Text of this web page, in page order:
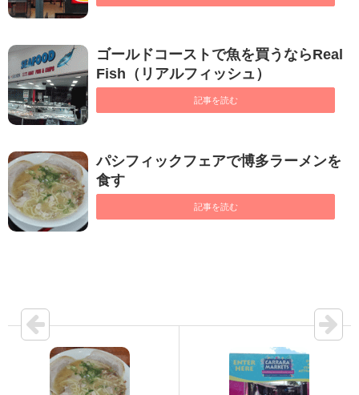
ゴールドコーストで魚を買うならReal
Fish（リアルフィッシュ）
記事を読む
パシフィックフェアで博多ラーメンを
食す
記事を読む